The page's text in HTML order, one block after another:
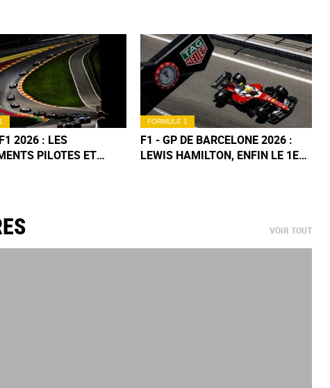
2026 : LES
PILOTES ET
FORMULE 1
F1 - GP DE BARCELONE 2026 :
LEWIS HAMILTON, ENFIN LE 1ER
VOIR TOUT